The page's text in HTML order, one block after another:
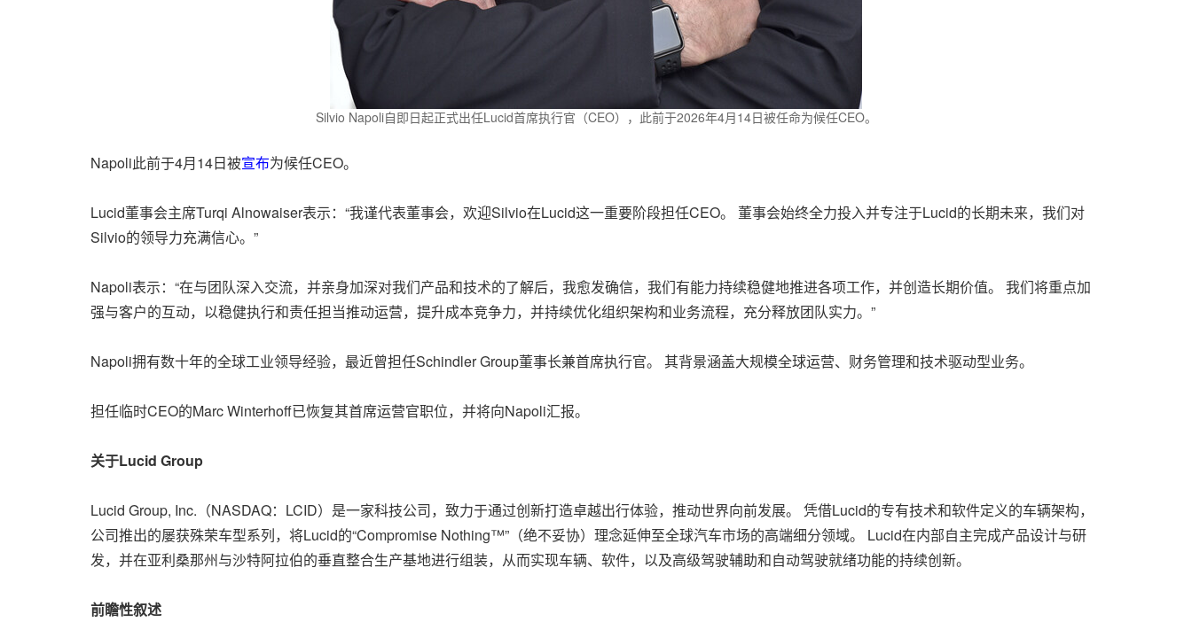
Silvio Napoli自即日起正式出任Lucid首席执行官（CEO），此前于2026年4月14日被任命为候任CEO。
Napoli此前于4月14日被宣布为候任CEO。
Lucid董事会主席Turqi Alnowaiser表示：“我谨代表董事会，欢迎Silvio在Lucid这一重要阶段担任CEO。 董事会始终全力投入并专注于Lucid的长期未来，我们对
Silvio的领导力充满信心。”
Napoli表示：“在与团队深入交流，并亲身加深对我们产品和技术的了解后，我愈发确信，我们有能力持续稳健地推进各项工作，并创造长期价值。 我们将重点加
强与客户的互动，以稳健执行和责任担当推动运营，提升成本竞争力，并持续优化组织架构和业务流程，充分释放团队实力。”
Napoli拥有数十年的全球工业领导经验，最近曾担任Schindler Group董事长兼首席执行官。 其背景涵盖大规模全球运营、财务管理和技术驱动型业务。
担任临时CEO的Marc Winterhoff已恢复其首席运营官职位，并将向Napoli汇报。
关于Lucid Group
Lucid Group, Inc.（NASDAQ：LCID）是一家科技公司，致力于通过创新打造卓越出行体验，推动世界向前发展。 凭借Lucid的专有技术和软件定义的车辆架构，
公司推出的屡获殊荣车型系列，将Lucid的“Compromise Nothing™”（绝不妥协）理念延伸至全球汽车市场的高端细分领域。 Lucid在内部自主完成产品设计与研
发，并在亚利桑那州与沙特阿拉伯的垂直整合生产基地进行组装，从而实现车辆、软件，以及高级驾驶辅助和自动驾驶就绪功能的持续创新。
前瞻性叙述